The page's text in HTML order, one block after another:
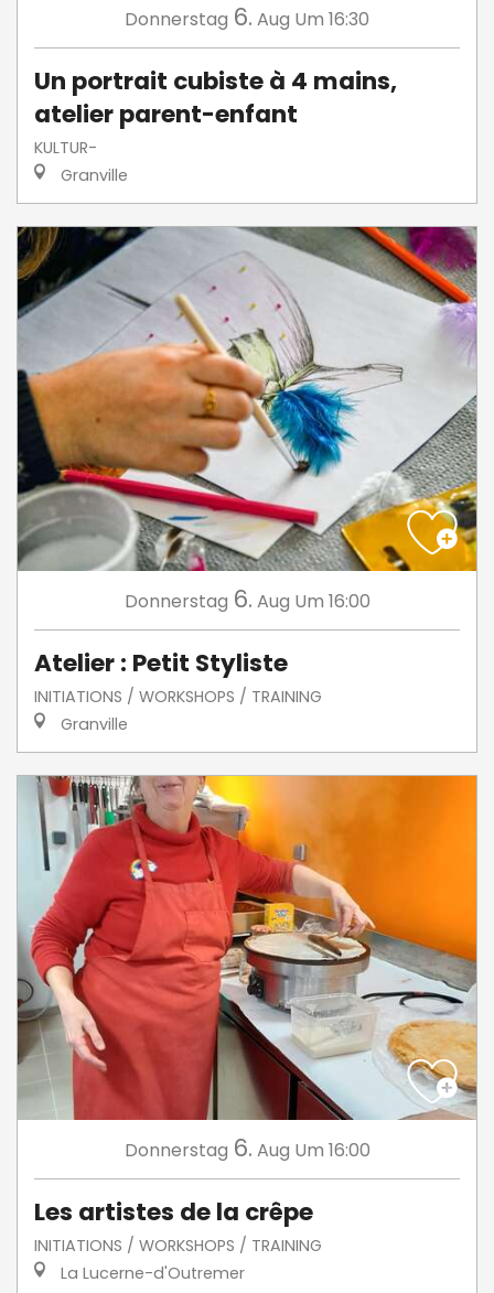
Donnerstag 6. Aug Um 16:30
Un portrait cubiste à 4 mains,
atelier parent-enfant
KULTUR-
Granville
Donnerstag 6. Aug Um 16:00
Atelier : Petit Styliste
INITIATIONS / WORKSHOPS / TRAINING
Granville
Donnerstag 6. Aug Um 16:00
Les artistes de la crêpe
INITIATIONS / WORKSHOPS / TRAINING
La Lucerne-d'Outremer